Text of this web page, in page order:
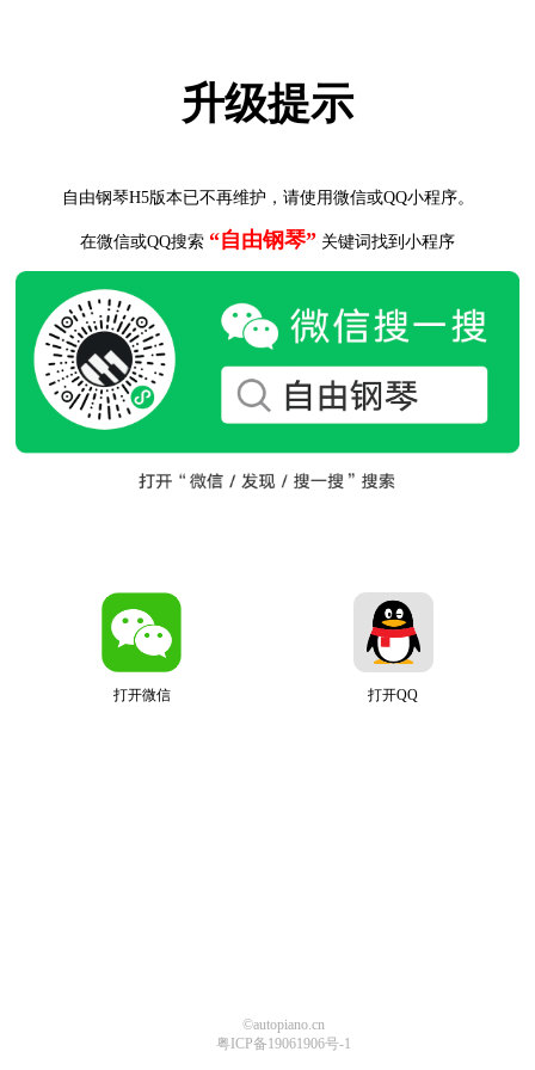
升级提示
自由钢琴H5版本已不再维护，请使用微信或QQ小程序。
在微信或QQ搜索 “自由钢琴” 关键词找到小程序
打开微信 打开QQ
©autopiano.cn
粤ICP备19061906号-1